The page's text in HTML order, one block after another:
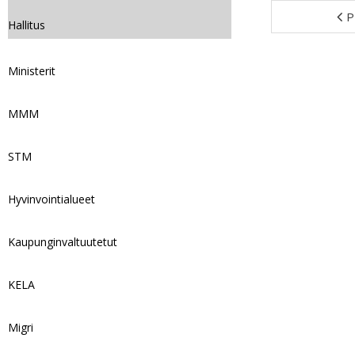
Hallitus
Ministerit
MMM
STM
Hyvinvointialueet
Kaupunginvaltuutetut
KELA
Migri